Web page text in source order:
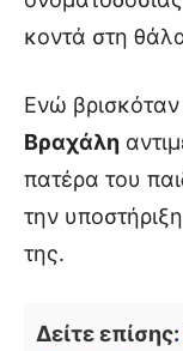
κοντά στη
Ενώ
Βραχάλη
πατέρα του
την
της.
Δείτε επίσης: